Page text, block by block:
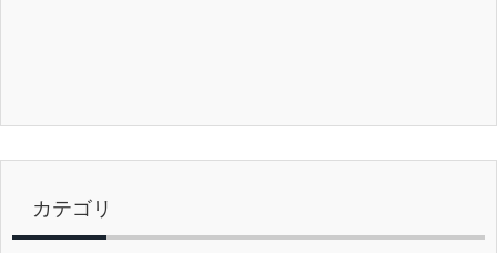
カテゴリ